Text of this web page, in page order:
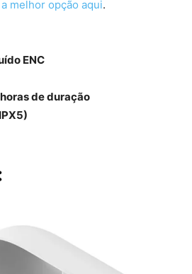
melhor opção aqui.
ENC
de duração